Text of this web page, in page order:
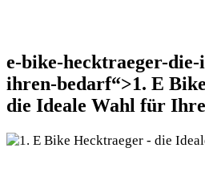
e-bike-hecktraeger-
ihren-bedarf“>1. E
die Ideale Wahl für